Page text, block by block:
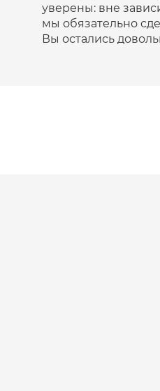
уверены: вне
мы обязательно
Вы остались